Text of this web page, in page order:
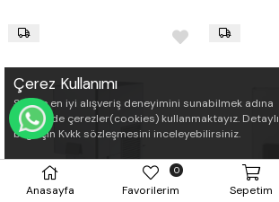
Çerez Kullanımı
Sizlere en iyi alışveriş deneyimini sunabilmek adına
sitemizde çerezler(cookies) kullanmaktayız. Detaylı
bilgi için Kvkk sözleşmesini inceleyebilirsiniz.
Anasayfa Favorilerim
0
Sepetim
WHATSAPP İLE SİPARİŞ VER